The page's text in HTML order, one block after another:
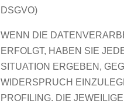
DSGVO)
WENN DIE
ERFOLGT, HABEN SIE
SITUATION ERGEBEN,
WIDERSPRUCH
PROFILING. DIE